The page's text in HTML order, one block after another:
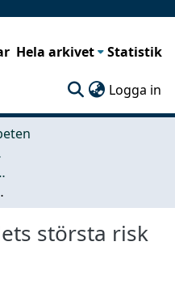
Hela arkivet Statistik
Logga in
risk
största risk